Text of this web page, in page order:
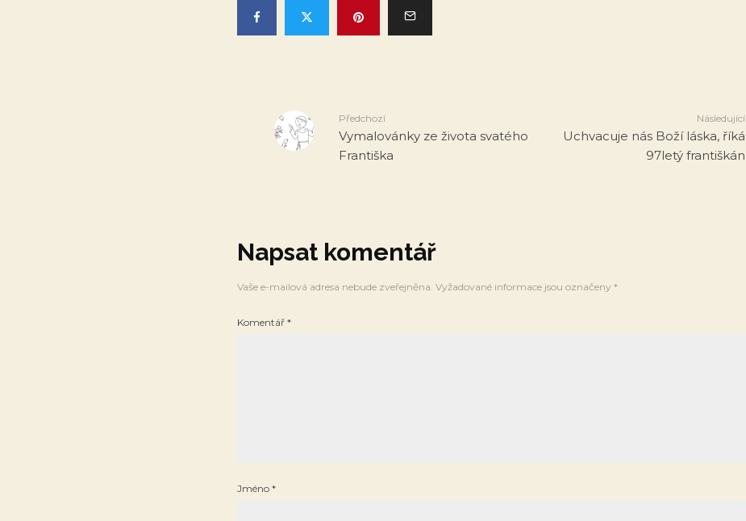
Předchozí
Vymalovánky ze života svatého
Františka
Následující
Uchvacuje nás Boží láska, říká
97letý františkán
Napsat komentář
Vaše e-mailová adresa nebude zveřejněna. Vyžadované informace jsou označeny *
Komentář *
Jméno *